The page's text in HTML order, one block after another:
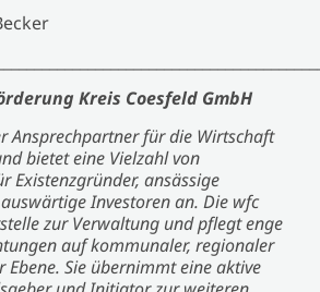
Kreis Coesfeld GmbH
Ansprechpartner für die Wirtschaft
bietet eine Vielzahl von
Existenzgründer, ansässige
Investoren an. Die wfc
zur Verwaltung und pflegt enge
auf kommunaler, regionaler
Sie übernimmt eine aktive